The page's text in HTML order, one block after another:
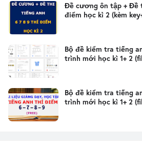
Đề cương ôn tập + Đề
điểm học kì 2 (kèm
Bộ đề kiểm tra tiếng
trình mới học kì 1+ 2
Bộ đề kiểm tra tiếng
trình mới học kì 1+ 2